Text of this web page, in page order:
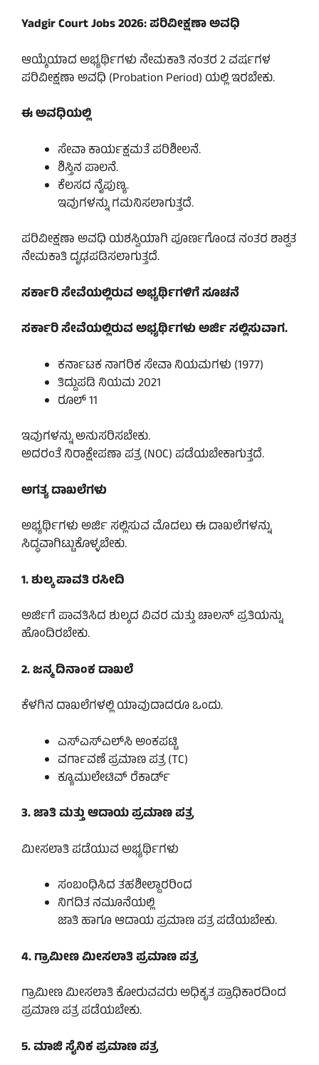
Yadgir Court Jobs 2026: ಪರಿವೀಕ್ಷಣಾ ಅವಧಿ
ಆಯ್ಕೆಯಾದ ಅಭ್ಯರ್ಥಿಗಳು ನೇಮಕಾತಿ ನಂತರ 2 ವರ್ಷಗಳ
ಪರಿವೀಕ್ಷಣಾ ಅವಧಿ (Probation Period) ಯಲ್ಲಿ ಇರಬೇಕು.
ಈ ಅವಧಿಯಲ್ಲಿ
ಸೇವಾ ಕಾರ್ಯಕ್ಷಮತೆ ಪರಿಶೀಲನೆ.
ಶಿಸ್ತಿನ ಪಾಲನೆ.
ಕೆಲಸದ ನೈಪುಣ್ಯ.
ಇವುಗಳನ್ನು ಗಮನಿಸಲಾಗುತ್ತದೆ.
ಪರಿವೀಕ್ಷಣಾ ಅವಧಿ ಯಶಸ್ವಿಯಾಗಿ ಪೂರ್ಣಗೊಂಡ ನಂತರ ಶಾಶ್ವತ
ನೇಮಕಾತಿ ದೃಢಪಡಿಸಲಾಗುತ್ತದೆ.
ಸರ್ಕಾರಿ ಸೇವೆಯಲ್ಲಿರುವ ಅಭ್ಯರ್ಥಿಗಳಿಗೆ ಸೂಚನೆ
ಸರ್ಕಾರಿ ಸೇವೆಯಲ್ಲಿರುವ ಅಭ್ಯರ್ಥಿಗಳು ಅರ್ಜಿ ಸಲ್ಲಿಸುವಾಗ.
ಕರ್ನಾಟಕ ನಾಗರಿಕ ಸೇವಾ ನಿಯಮಗಳು (1977)
ತಿದ್ದುಪಡಿ ನಿಯಮ 2021
ರೂಲ್ 11
ಇವುಗಳನ್ನು ಅನುಸರಿಸಬೇಕು.
ಅದರಂತೆ ನಿರಾಕ್ಷೇಪಣಾ ಪತ್ರ (NOC) ಪಡೆಯಬೇಕಾಗುತ್ತದೆ.
ಅಗತ್ಯ ದಾಖಲೆಗಳು
ಅಭ್ಯರ್ಥಿಗಳು ಅರ್ಜಿ ಸಲ್ಲಿಸುವ ಮೊದಲು ಈ ದಾಖಲೆಗಳನ್ನು
ಸಿದ್ಧವಾಗಿಟ್ಟುಕೊಳ್ಳಬೇಕು.
1. ಶುಲ್ಕ ಪಾವತಿ ರಸೀದಿ
ಅರ್ಜಿಗೆ ಪಾವತಿಸಿದ ಶುಲ್ಕದ ವಿವರ ಮತ್ತು ಚಾಲನ್ ಪ್ರತಿಯನ್ನು
ಹೊಂದಿರಬೇಕು.
2. ಜನ್ಮ ದಿನಾಂಕ ದಾಖಲೆ
ಕೆಳಗಿನ ದಾಖಲೆಗಳಲ್ಲಿ ಯಾವುದಾದರೂ ಒಂದು.
ಎಸ್‌ಎಸ್‌ಎಲ್‌ಸಿ ಅಂಕಪಟ್ಟಿ
ವರ್ಗಾವಣೆ ಪ್ರಮಾಣ ಪತ್ರ (TC)
ಕ್ಯೂಮುಲೇಟಿವ್ ರೆಕಾರ್ಡ್
3. ಜಾತಿ ಮತ್ತು ಆದಾಯ ಪ್ರಮಾಣ ಪತ್ರ
ಮೀಸಲಾತಿ ಪಡೆಯುವ ಅಭ್ಯರ್ಥಿಗಳು
ಸಂಬಂಧಿಸಿದ ತಹಶೀಲ್ದಾರರಿಂದ
ನಿಗದಿತ ನಮೂನೆಯಲ್ಲಿ
ಜಾತಿ ಹಾಗೂ ಆದಾಯ ಪ್ರಮಾಣ ಪತ್ರ ಪಡೆಯಬೇಕು.
4. ಗ್ರಾಮೀಣ ಮೀಸಲಾತಿ ಪ್ರಮಾಣ ಪತ್ರ
ಗ್ರಾಮೀಣ ಮೀಸಲಾತಿ ಕೋರುವವರು ಅಧಿಕೃತ ಪ್ರಾಧಿಕಾರದಿಂದ
ಪ್ರಮಾಣ ಪತ್ರ ಪಡೆಯಬೇಕು.
5. ಮಾಜಿ ಸೈನಿಕ ಪ್ರಮಾಣ ಪತ್ರ